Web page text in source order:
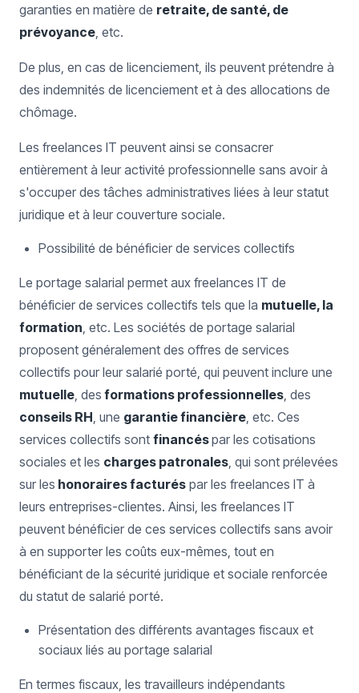
garanties en matière de retraite, de santé, de
prévoyance, etc.
De plus, en cas de licenciement, ils peuvent prétendre à
des indemnités de licenciement et à des allocations de
chômage.
Les freelances IT peuvent ainsi se consacrer
entièrement à leur activité professionnelle sans avoir à
s'occuper des tâches administratives liées à leur statut
juridique et à leur couverture sociale.
Possibilité de bénéficier de services collectifs
Le portage salarial permet aux freelances IT de
bénéficier de services collectifs tels que la mutuelle, la
formation, etc. Les sociétés de portage salarial
proposent généralement des offres de services
collectifs pour leur salarié porté, qui peuvent inclure une
mutuelle, des formations professionnelles, des
conseils RH, une garantie financière, etc. Ces
services collectifs sont financéspar les cotisations
sociales et les charges patronales, qui sont prélevées
sur les honoraires facturés par les freelances IT à
leurs entreprises-clientes. Ainsi, les freelances IT
peuvent bénéficier de ces services collectifs sans avoir
à en supporter les coûts eux-mêmes, tout en
bénéficiant de la sécurité juridique et sociale renforcée
du statut de salarié porté.
Présentation des différents avantages fiscaux et
sociaux liés au portage salarial
En termes fiscaux, les travailleurs indépendants